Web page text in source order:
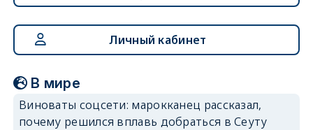
Личный кабинет
В мире
Виноваты соцсети: марокканец рассказал,
почему решился вплавь добраться в Сеуту